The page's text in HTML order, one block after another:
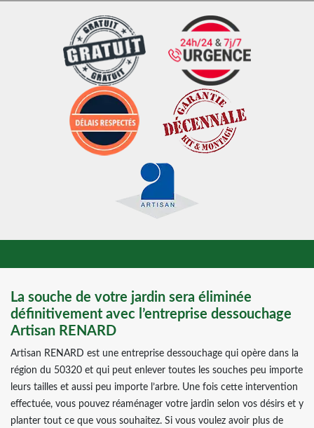
La souche de votre jardin sera éliminée
définitivement avec l’entreprise dessouchage
Artisan RENARD
Artisan RENARD est une entreprise dessouchage qui opère dans la
région du 50320 et qui peut enlever toutes les souches peu importe
leurs tailles et aussi peu importe l’arbre. Une fois cette intervention
effectuée, vous pouvez réaménager votre jardin selon vos désirs et y
planter tout ce que vous souhaitez. Si vous voulez avoir plus de